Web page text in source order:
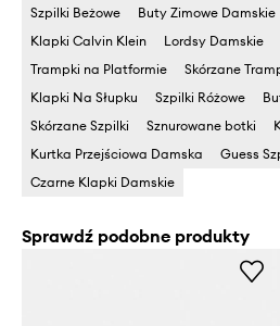
Szpilki Beżowe Buty Zimowe Damskie
Klapki Calvin Klein
Lordsy Damskie
Trampki na Platformie
Skórzane
Klapki Na Słupku
Szpilki Różowe
Skórzane Szpilki
Sznurowane botki
Kurtka Przejściowa Damska
Guess
Czarne Klapki Damskie
Sprawdź podobne produkty